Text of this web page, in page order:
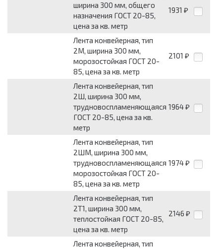
ширина 300 мм, общего
назначения ГОСТ 20-85,
цена за кв. метр
1931 ₽
Лента конвейерная, тип
2М, ширина 300 мм,
морозостойкая ГОСТ 20-
85, цена за кв. метр
2101 ₽
Лента конвейерная, тип
2Ш, ширина 300 мм,
трудновоспламеняющаяся
ГОСТ 20-85, цена за кв.
метр
1964 ₽
Лента конвейерная, тип
2ШМ, ширина 300 мм,
трудновоспламеняющаяся
морозостойкая ГОСТ 20-
85, цена за кв. метр
1974 ₽
Лента конвейерная, тип
2Т1, ширина 300 мм,
теплостойкая ГОСТ 20-85,
цена за кв. метр
2146 ₽
Лента конвейерная, тип